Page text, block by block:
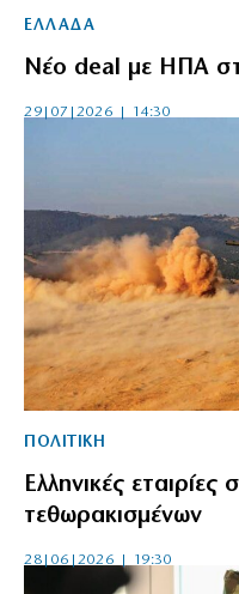
ΕΛΛΑΔΑ
Νέο deal με ΗΠΑ
29|07|2026 | 14:30
ΠΟΛΙΤΙΚΗ
Ελληνικές
τεθωρακισμένων
28|06|2026 | 19:30